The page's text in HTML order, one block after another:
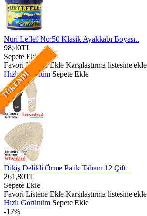
Nuri Leflef No:50 Klasik Ayakkabı Boyası..
98,40TL
Sepete Ekle
Favori Listene Ekle Karşılaştırma listesine ekle
TÜKENDI
Hızlı Görünüm Sepete Ekle
Dikiş Delikli Örme Patik Tabanı 12 Çift ..
261,80TL
Sepete Ekle
Favori Listene Ekle Karşılaştırma listesine ekle
Hızlı Görünüm Sepete Ekle
-17%